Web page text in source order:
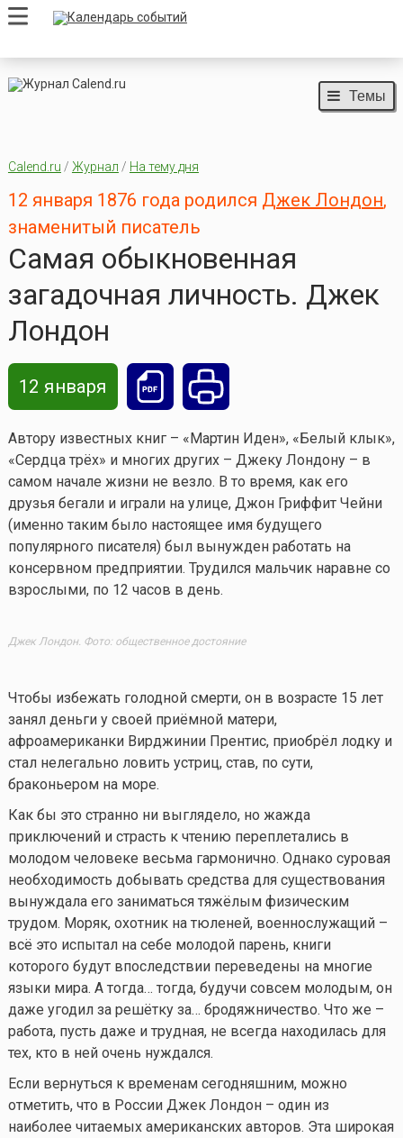
Темы
Calend.ru / Журнал / На тему дня
12 января 1876 года родился Джек Лондон,
знаменитый писатель
Самая обыкновенная
загадочная личность. Джек
Лондон
12 января
Автору известных книг – «Мартин Иден», «Белый клык»,
«Сердца трёх» и многих других – Джеку Лондону – в
самом начале жизни не везло. В то время, как его
друзья бегали и играли на улице, Джон Гриффит Чейни
(именно таким было настоящее имя будущего
популярного писателя) был вынужден работать на
консервном предприятии. Трудился мальчик наравне со
взрослыми, по 12 часов в день.
Джек Лондон. Фото: общественное достояние
Чтобы избежать голодной смерти, он в возрасте 15 лет
занял деньги у своей приёмной матери,
афроамериканки Вирджинии Прентис, приобрёл лодку и
стал нелегально ловить устриц, став, по сути,
браконьером на море.
Как бы это странно ни выглядело, но жажда
приключений и страсть к чтению переплетались в
молодом человеке весьма гармонично. Однако суровая
необходимость добывать средства для существования
вынуждала его заниматься тяжёлым физическим
трудом. Моряк, охотник на тюленей, военнослужащий –
всё это испытал на себе молодой парень, книги
которого будут впоследствии переведены на многие
языки мира. А тогда… тогда, будучи совсем молодым, он
даже угодил за решётку за… бродяжничество. Что же –
работа, пусть даже и трудная, не всегда находилась для
тех, кто в ней очень нуждался.
Если вернуться к временам сегодняшним, можно
отметить, что в России Джек Лондон – один из
наиболее читаемых американских авторов. Эта широкая